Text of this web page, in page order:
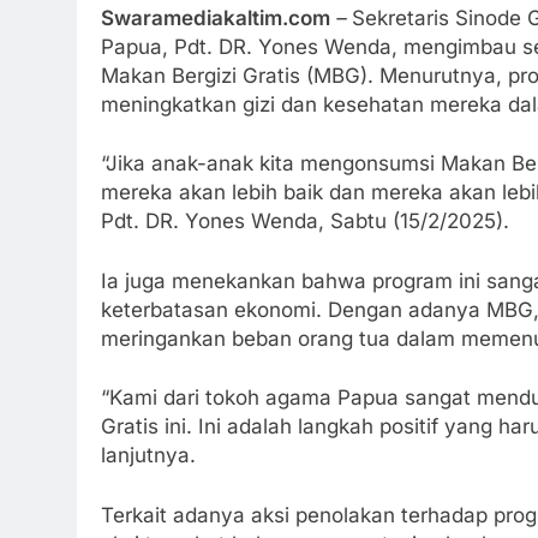
Swaramediakaltim.com –Sekretaris Sinode
Papua, Pdt. DR. Yones Wenda, mengimbau
Makan Bergizi Gratis (MBG). Menurutnya,
meningkatkan gizi dan kesehatan mereka
“Jika anak-anak kita mengonsumsi Makan
mereka akan lebih baik dan mereka akan
Pdt. DR. Yones Wenda, Sabtu (15/2/2025).
Ia juga menekankan bahwa program ini
keterbatasan ekonomi. Dengan adanya
meringankan beban orang tua dalam
“Kami dari tokoh agama Papua sangat
Gratis ini. Ini adalah langkah positif yang
lanjutnya.
Terkait adanya aksi penolakan terhadap